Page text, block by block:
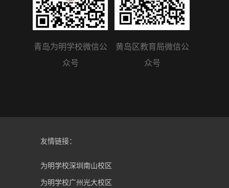
青岛为明学校微信公
众号
黄岛区教育局微信公
众号
友情链接：
为明学校深圳南山校区
为明学校广州光大校区